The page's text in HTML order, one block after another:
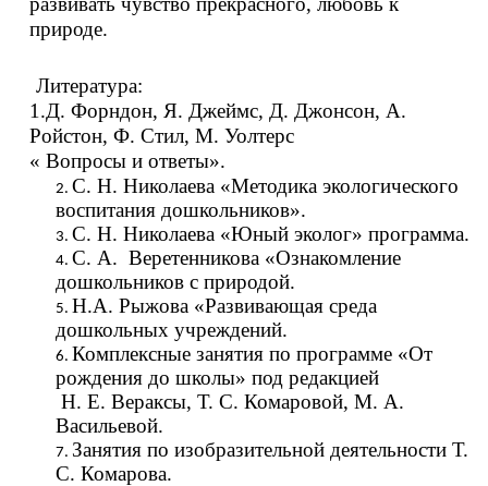
природе.
Литература:
1.Д. Форндон, Я. Джеймс, Д. Джонсон, А.
Ройстон, Ф. Стил, М. Уолтерс
« Вопросы и ответы».
С. Н. Николаева «Методика экологического
воспитания дошкольников».
С. Н. Николаева «Юный эколог» программа.
С. А. Веретенникова «Ознакомление
дошкольников с природой.
Н.А. Рыжова «Развивающая среда
дошкольных учреждений.
Комплексные занятия по программе «От
рождения до школы» под редакцией
Н. Е. Вераксы, Т. С. Комаровой, М. А.
Васильевой.
Занятия по изобразительной деятельности Т.
С. Комарова.